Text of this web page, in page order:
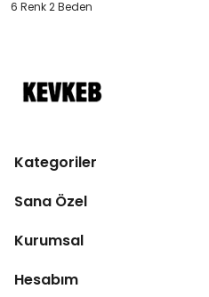
6 Renk 2 Beden
Kategoriler
Sana Özel
Kurumsal
Hesabım